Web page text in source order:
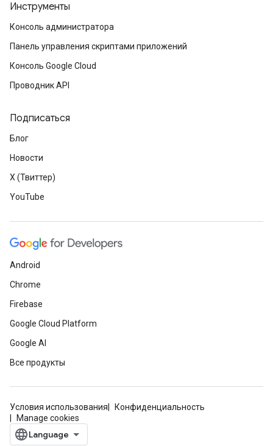
Инструменты
Консоль администратора
Панель управления скриптами приложений
Консоль Google Cloud
Проводник API
Подписаться
Блог
Новости
X (Твиттер)
YouTube
Android
Chrome
Firebase
Google Cloud Platform
Google AI
Все продукты
Условия использования
Конфиденциальность
Manage cookies